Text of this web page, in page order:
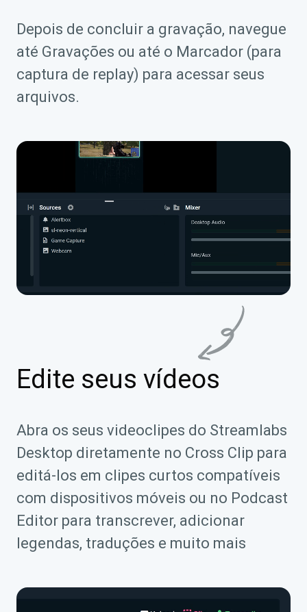
Depois de concluir a gravação, navegue
até Gravações ou até o Marcador (para
captura de replay) para acessar seus
arquivos.
Edite seus vídeos
Abra os seus videoclipes do Streamlabs
Desktop diretamente no Cross Clip para
editá-los em clipes curtos compatíveis
com dispositivos móveis ou no Podcast
Editor para transcrever, adicionar
legendas, traduções e muito mais